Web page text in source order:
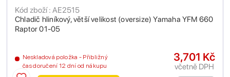
Chladič hliníkový, větší velikost (oversize) Yamaha YFM 660
Raptor 01-05
Kód zboží : AE2515
Neskladová položka - Přibližný
čas doručení 12 dní od nákupu
3,701 Kč
včetně DPH